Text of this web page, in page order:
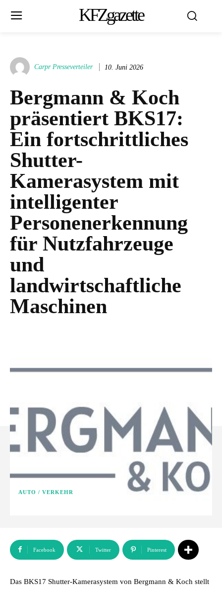
KFZgazette
Carpr Presseverteiler 10. Juni 2026
Bergmann & Koch
präsentiert BKS17:
Ein fortschrittliches
Shutter-
Kamerasystem mit
intelligenter
Personenerkennung
für Nutzfahrzeuge
und
landwirtschaftliche
Maschinen
AUTO / VERKEHR
Facebook Twitter Pinterest
Das BKS17 Shutter-Kamerasystem von Bergmann & Koch stellt